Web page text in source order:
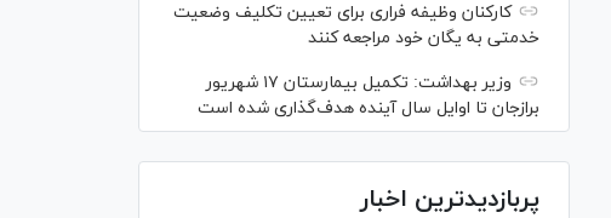
کارکنان وظیفه فراری برای تعیین تکلیف وضعیت
خدمتی به یگان خود مراجعه کنند
وزیر بهداشت: تکمیل بیمارستان ۱۷ شهریور
برازجان تا اوایل سال آینده هدف‌گذاری شده است
پربازدیدترین اخبار